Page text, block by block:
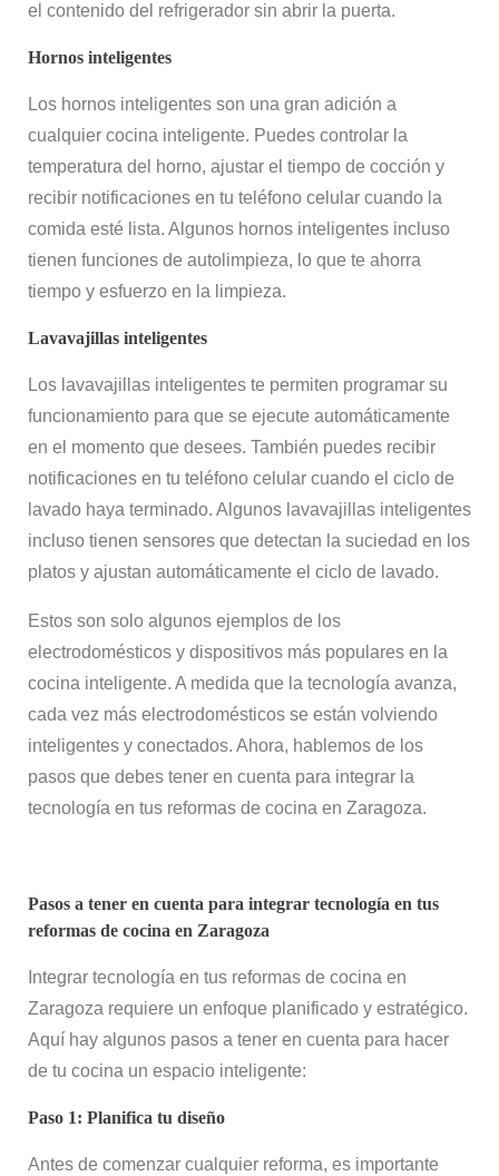
el contenido del refrigerador sin abrir la puerta.
Hornos inteligentes
Los hornos inteligentes son una gran adición a
cualquier cocina inteligente. Puedes controlar la
temperatura del horno, ajustar el tiempo de cocción y
recibir notificaciones en tu teléfono celular cuando la
comida esté lista. Algunos hornos inteligentes incluso
tienen funciones de autolimpieza, lo que te ahorra
tiempo y esfuerzo en la limpieza.
Lavavajillas inteligentes
Los lavavajillas inteligentes te permiten programar su
funcionamiento para que se ejecute automáticamente
en el momento que desees. También puedes recibir
notificaciones en tu teléfono celular cuando el ciclo de
lavado haya terminado. Algunos lavavajillas inteligentes
incluso tienen sensores que detectan la suciedad en los
platos y ajustan automáticamente el ciclo de lavado.
Estos son solo algunos ejemplos de los
electrodomésticos y dispositivos más populares en la
cocina inteligente. A medida que la tecnología avanza,
cada vez más electrodomésticos se están volviendo
inteligentes y conectados. Ahora, hablemos de los
pasos que debes tener en cuenta para integrar la
tecnología en tus reformas de cocina en Zaragoza.
Pasos a tener en cuenta para integrar tecnología en tus
reformas de cocina en Zaragoza
Integrar tecnología en tus reformas de cocina en
Zaragoza requiere un enfoque planificado y estratégico.
Aquí hay algunos pasos a tener en cuenta para hacer
de tu cocina un espacio inteligente:
Paso 1: Planifica tu diseño
Antes de comenzar cualquier reforma, es importante